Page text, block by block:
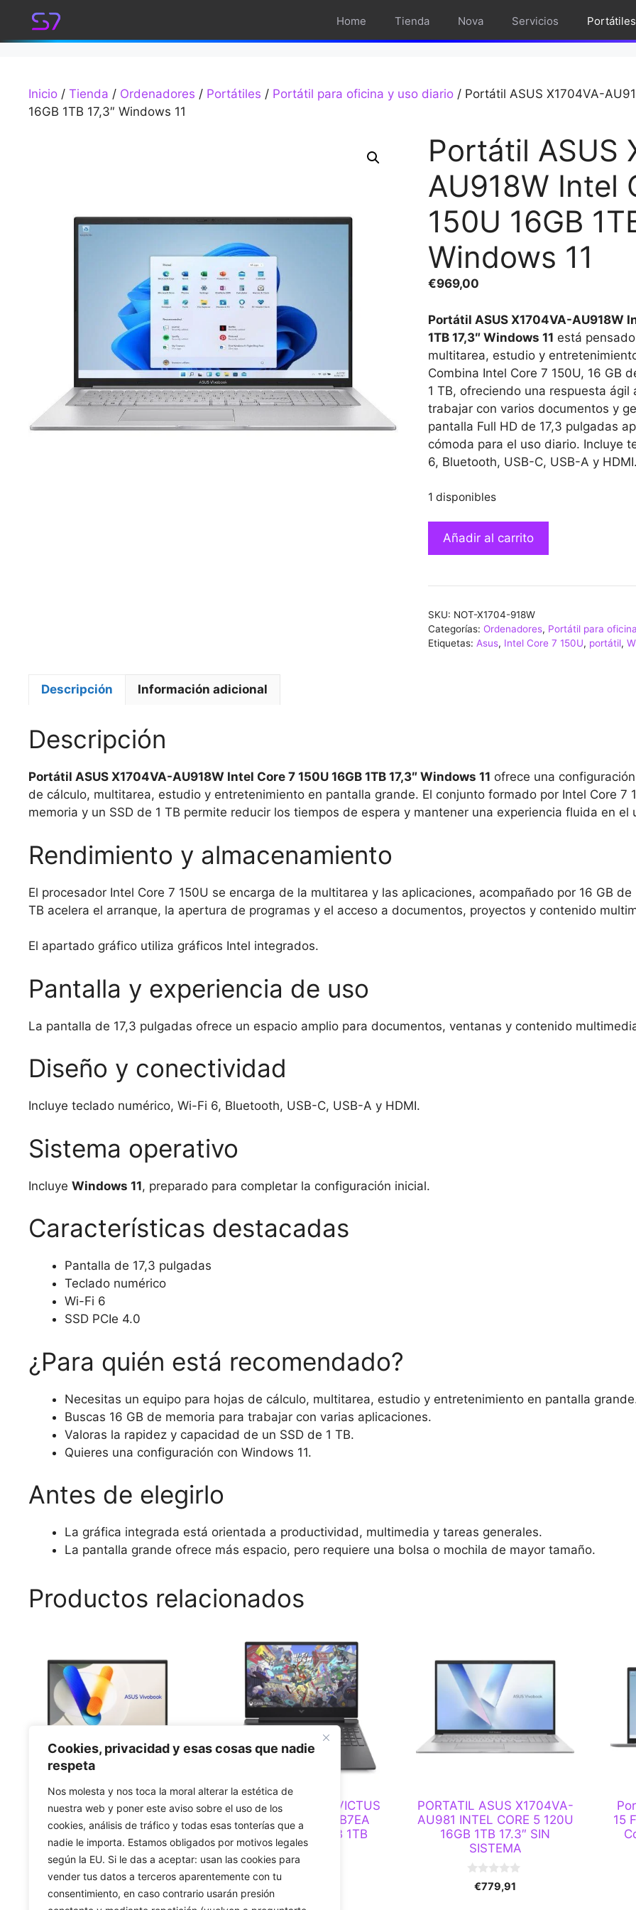
Cookies, privacidad y esas cosas que nadie
respeta
Nos molesta y nos toca la moral alterar la estética de
nuestra web y poner este aviso sobre el uso de los
cookies, análisis de tráfico y todas esas tonterías que a
nadie le importa. Estamos obligados por motivos legales
según la EU. Si le das a aceptar: usan las cookies para
vender tus datos a terceros aparentemente con tu
consentimiento, en caso contrario usarán presión
contenido
Home Tienda Nova Servicios Portátiles
Inicio / Tienda / Ordenadores / Portátiles / Portátil para oficina y uso diario / Portátil ASUS X1704VA-
16GB 1TB 17,3″ Windows 11
Portátil ASUS
AU918W Intel
150U 16GB
Windows 11
€969,00
Portátil ASUS X1704VA-AU918W
1TB 17,3″ Windows 11 está
multitarea, estudio y
Combina Intel Core 7 150U, 16 GB
1 TB, ofreciendo una respuesta ágil
trabajar con varios documentos y
pantalla Full HD de 17,3 pulgadas
cómoda para el uso diario. Incluye
6, Bluetooth, USB-C, USB-A y
1 disponibles
Portátil
AU918W
Core
7
Añadir al carrito
SKU: NOT-X1704-918W
Categorías: Ordenadores, Portátil para
Etiquetas: Asus, Intel Core 7 150U, portátil,
Descripción Información adicional
Descripción
Portátil ASUS X1704VA-AU918W Intel Core 7 150U 16GB 1TB 17,3″ Windows 11 ofrece una
de cálculo, multitarea, estudio y entretenimiento en pantalla grande. El conjunto formado por Intel Core 7
memoria y un SSD de 1 TB permite reducir los tiempos de espera y mantener una experiencia fluida en el
Rendimiento y almacenamiento
El procesador Intel Core 7 150U se encarga de la multitarea y las aplicaciones, acompañado por 16 GB de
TB acelera el arranque, la apertura de programas y el acceso a documentos, proyectos y contenido
El apartado gráfico utiliza gráficos Intel integrados.
Pantalla y experiencia de uso
La pantalla de 17,3 pulgadas ofrece un espacio amplio para documentos, ventanas y contenido
Diseño y conectividad
Incluye teclado numérico, Wi-Fi 6, Bluetooth, USB-C, USB-A y HDMI.
Sistema operativo
Incluye Windows 11, preparado para completar la configuración inicial.
Características destacadas
Pantalla de 17,3 pulgadas
Teclado numérico
Wi-Fi 6
SSD PCIe 4.0
¿Para quién está recomendado?
Necesitas un equipo para hojas de cálculo, multitarea, estudio y entretenimiento en pantalla
Buscas 16 GB de memoria para trabajar con varias aplicaciones.
Valoras la rapidez y capacidad de un SSD de 1 TB.
Quieres una configuración con Windows 11.
Antes de elegirlo
La gráfica integrada está orientada a productividad, multimedia y tareas generales.
La pantalla grande ofrece más espacio, pero requiere una bolsa o mochila de mayor tamaño.
Productos relacionados
PORTATIL ASUS
VIVOBOOK F1504VA-
BQ191 INTEL I3 1315U 8GB
512GB SIN SISTEMA
0
d
546,01
Portátil Gaming HP VICTUS
15-FA2039NS BL2B7EA
Core 7 240H 16GB 1TB
RTX5060
0
d
PORTATIL ASUS X1704VA-
AU981 INTEL CORE 5 120U
16GB 1TB 17.3″ SIN
SISTEMA
€779,91
15